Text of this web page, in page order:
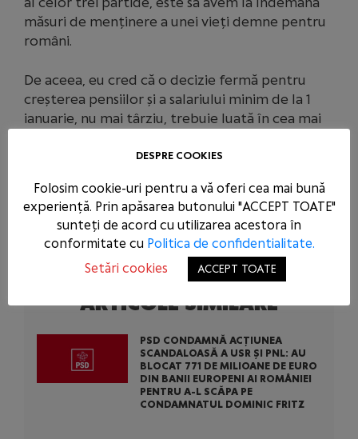
măsuri de menținere a unei vieți demne pentru
români.
De aceea, eu cred că o decizie fermă pentru
creșterea pensiilor și a salariului minim de la 1
ianuarie, nu mai târziu, trebuie luată în cea mai
Stănescu,
Secretarul general al PSD
ARTICOLE SIMILARE
PSD CONDAMNĂ ACȚIUNEA
SCANDALOASĂ A USR ȘI PNL: AU
BLOCAT 771 DE MILIOANE DE EURO
DIN BANII EUROPENI AI ROMÂNIEI
PENTRU A-L SCĂPA PE
CONDAMNATUL DOMINIC FRITZ
DESPRE COOKIES
Folosim cookie-uri pentru a vă oferi cea mai bună
experiență. Prin apăsarea butonului "ACCEPT TOATE"
sunteți de acord cu utilizarea acestora în
conformitate cu Politica de confidentialitate.
Setări cookies
ACCEPT TOATE